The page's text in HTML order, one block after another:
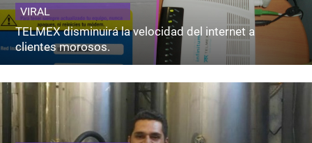
VIRAL
TELMEX disminuirá la velocidad del internet a
clientes morosos.